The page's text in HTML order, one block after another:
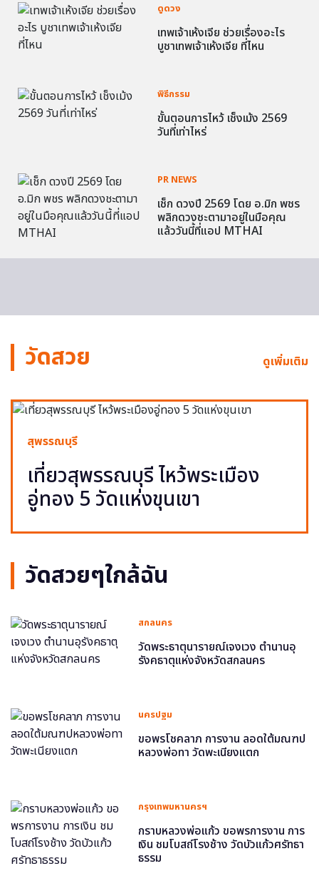
ดูดวง
เทพเจ้าเห้งเจีย ช่วยเรื่องอะไร
บูชาเทพเจ้าเห้งเจีย ที่ไหน
พิธีกรรม
ขั้นตอนการไหว้ เช็งเม้ง 2569
วันที่เท่าไหร่
PR NEWS
เช็ก ดวงปี 2569 โดย อ.มิก พชร
พลิกดวงชะตามาอยู่ในมือคุณ
แล้ววันนี้ที่แอป MTHAI
วัดสวย ดูเพิ่มเติม
สุพรรณบุรี
เที่ยวสุพรรณบุรี ไหว้พระเมือง
อู่ทอง 5 วัดแห่งขุนเขา
วัดสวยๆใกล้ฉัน
สกลนคร
วัดพระธาตุนารายณ์เจงเวง ตำนานอุ
รังคธาตุแห่งจังหวัดสกลนคร
นครปฐม
ขอพรโชคลาภ การงาน ลอดใต้มณฑป
หลวงพ่อทา วัดพะเนียงแตก
กรุงเทพมหานครฯ
กราบหลวงพ่อแก้ว ขอพรการงาน การ
เงิน ชมโบสถ์โรงช้าง วัดบัวแก้วศรัทธา
ธรรม